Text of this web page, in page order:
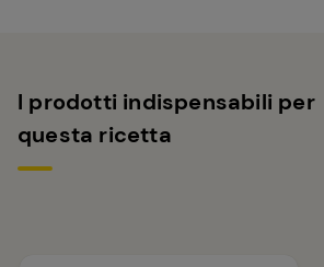
I prodotti indispensabili per
questa ricetta